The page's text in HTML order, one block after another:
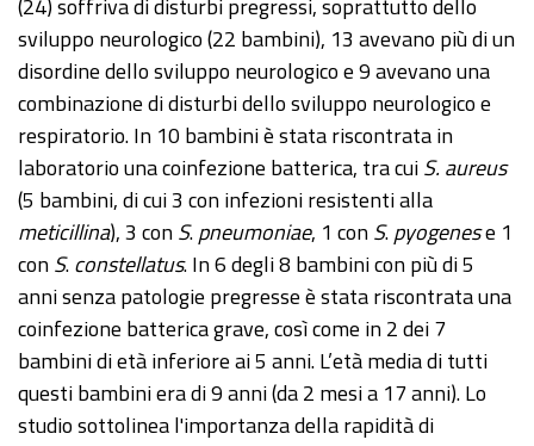
(24) soffriva di disturbi pregressi, soprattutto dello
sviluppo neurologico (22 bambini), 13 avevano più di un
disordine dello sviluppo neurologico e 9 avevano una
combinazione di disturbi dello sviluppo neurologico e
respiratorio. In 10 bambini è stata riscontrata in
laboratorio una coinfezione batterica, tra cuiS. aureus
(5 bambini, di cui 3 con infezioni resistenti alla
meticillina), 3 conS.pneumoniae, 1 conS.pyogenese 1
conS.constellatus. In 6 degli 8 bambini con più di 5
anni senza patologie pregresse è stata riscontrata una
coinfezione batterica grave, così come in 2 dei 7
bambini di età inferiore ai 5 anni. L’età media di tutti
questi bambini era di 9 anni (da 2 mesi a 17 anni). Lo
studio sottolinea l'importanza della rapidità di